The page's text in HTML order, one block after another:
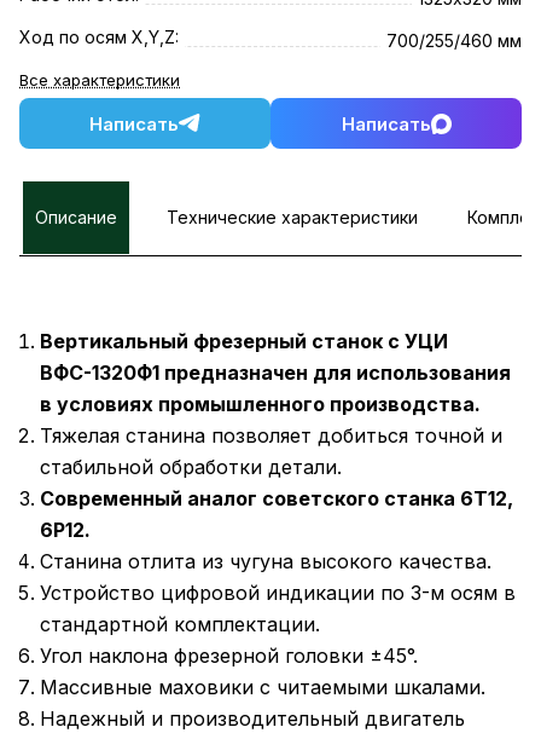
Ход по осям X,Y,Z:
700/255/460 мм
Все характеристики
Написать Написать
Описание Технические характеристики
Вертикальный фрезерный станок с УЦИ
ВФС-1320Ф1 предназначен для использования
в условиях промышленного производства.
Тяжелая станина позволяет добиться точной и
стабильной обработки детали.
Современный аналог советского станка 6Т12,
6Р12.
Станина отлита из чугуна высокого качества.
Устройство цифровой индикации по 3-м осям в
стандартной комплектации.
Угол наклона фрезерной головки ±45°.
Массивные маховики с читаемыми шкалами.
Надежный и производительный двигатель